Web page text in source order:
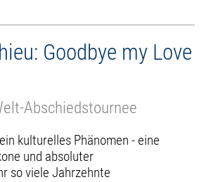
Goodbye my Love
Abschiedstournee
kulturelles Phänomen - eine
und absoluter
so viele Jahrzehnte